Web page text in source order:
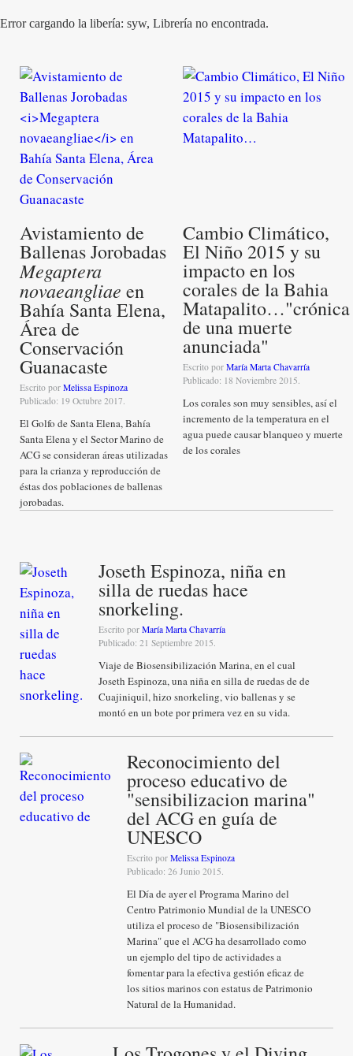
Error cargando la libería: syw, Librería no encontrada.
Avistamiento de
Ballenas Jorobadas
Megaptera
novaeangliae en
Bahía Santa Elena,
Área de
Conservación
Guanacaste
Escrito por Melissa Espinoza
Publicado: 19 Octubre 2017.
El Golfo de Santa Elena, Bahía
Santa Elena y el Sector Marino de
ACG se consideran áreas utilizadas
para la crianza y reproducción de
éstas dos poblaciones de ballenas
jorobadas.
Cambio Climático,
El Niño 2015 y su
impacto en los
corales de la Bahia
Matapalito…"crónica
de una muerte
anunciada"
Escrito por María Marta Chavarría
Publicado: 18 Noviembre 2015.
Los corales son muy sensibles, así el
incremento de la temperatura en el
agua puede causar blanqueo y muerte
de los corales
Joseth Espinoza, niña en
silla de ruedas hace
snorkeling.
Escrito por María Marta Chavarría
Publicado: 21 Septiembre 2015.
Viaje de Biosensibilización Marina, en el cual
Joseth Espinoza, una niña en silla de ruedas de de
Cuajiniquil, hizo snorkeling, vio ballenas y se
montó en un bote por primera vez en su vida.
Reconocimiento del
proceso educativo de
"sensibilizacion marina"
del ACG en guía de
UNESCO
Escrito por Melissa Espinoza
Publicado: 26 Junio 2015.
El Día de ayer el Programa Marino del
Centro Patrimonio Mundial de la UNESCO
utiliza el proceso de "Biosensibilización
Marina" que el ACG ha desarrollado como
un ejemplo del tipo de actividades a
fomentar para la efectiva gestión eficaz de
los sitios marinos con estatus de Patrimonio
Natural de la Humanidad.